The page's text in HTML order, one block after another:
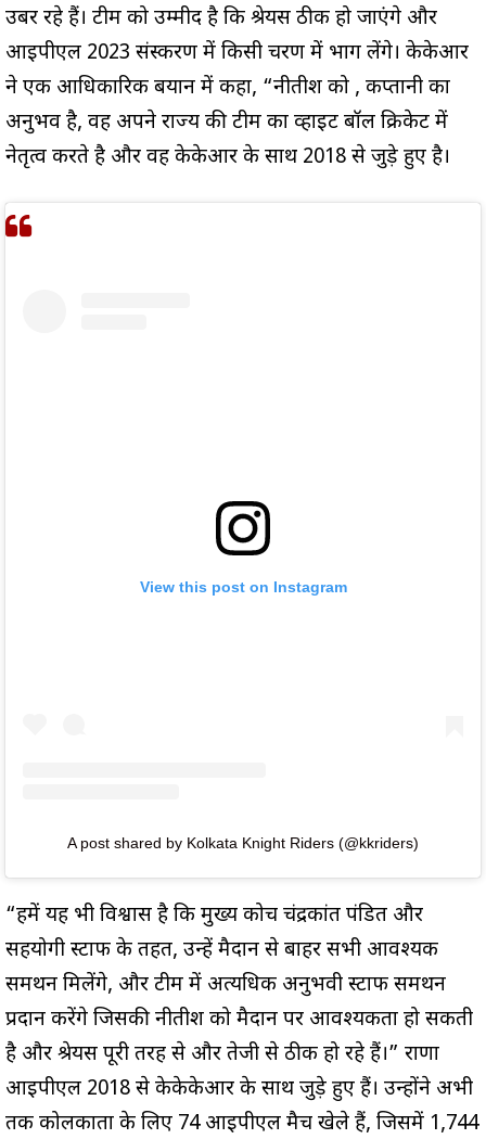
उबर रहे हैं। टीम को उम्मीद है कि श्रेयस ठीक हो जाएंगे और
आईपीएल 2023 संस्करण में किसी चरण में भाग लेंगे। केकेआर
ने एक आधिकारिक बयान में कहा, “नीतीश को , कप्तानी का
अनुभव है, वह अपने राज्य की टीम का व्हाइट बॉल क्रिकेट में
नेतृत्व करते है और वह केकेआर के साथ 2018 से जुड़े हुए है।
View this post on Instagram
A post shared by Kolkata Knight Riders (@kkriders)
“हमें यह भी विश्वास है कि मुख्य कोच चंद्रकांत पंडित और
सहयोगी स्टाफ के तहत, उन्हें मैदान से बाहर सभी आवश्यक
समर्थन मिलेंगे, और टीम में अत्यधिक अनुभवी स्टाफ समर्थन
प्रदान करेंगे जिसकी नीतीश को मैदान पर आवश्यकता हो सकती
है और श्रेयस पूरी तरह से और तेजी से ठीक हो रहे हैं।” राणा
आईपीएल 2018 से केकेकेआर के साथ जुड़े हुए हैं। उन्होंने अभी
तक कोलकाता के लिए 74 आईपीएल मैच खेले हैं, जिसमें 1,744